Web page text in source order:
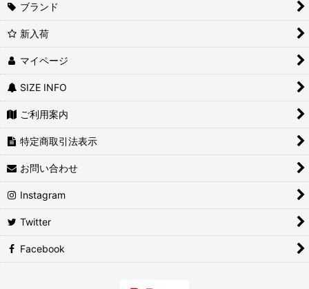
ブランド
新入荷
マイページ
SIZE INFO
ご利用案内
特定商取引法表示
お問い合わせ
Instagram
Twitter
Facebook